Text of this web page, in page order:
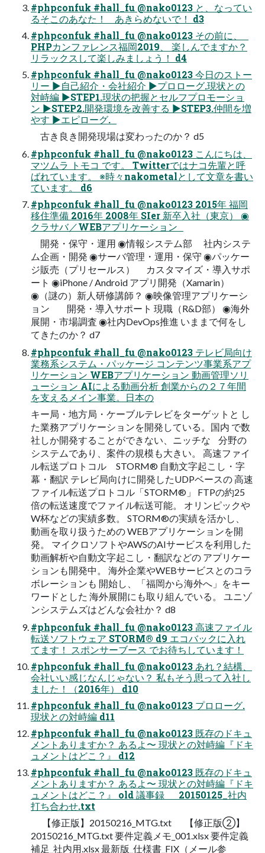
#phpconfuk #hall_fu @nako0123 と、なってい
るそこのあなた！ あきらめないで！ d3
#phpconfuk #hall_fu @nako0123 その前に、
PHPカンファレンス福岡2019、 楽しんでますか？
リラックスして楽しみましょう！ d4
#phpconfuk #hall_fu @nako0123 今日のストー
リー ▶自己紹介・会社紹介 ▶プロローグ.現状との
対峙編 ▶STEP1.現状の把握とセルフプロモーショ
ン ▶STEP2.開発環境を改善する ▶STEP3.仲間を増
やす ▶エピローグ.
古き良き開発現場は変わったのか？ d5
#phpconfuk #hall_fu @nako0123 こんにちは、
マツムラ トモコ です。 Twitterではナコ先輩と呼
ばれています。 ※時々nakometalとして文章を書い
ています。 d6
#phpconfuk #hall_fu @nako0123 2015年 福岡
移住準備 2016年 2008年 SIer 新卒入社（東京） ◉
クラサバ／WEBアプリケーション
開発・保守・運用 ◉情報システム部 社内システ
ム企画・開発 ◉サーバ管理・運用・保守 ◉パッケー
ジ販売（プリセールス） カスタマイズ・導入サポ
ート ◉iPhone / Android アプリ開発（Xamarin）
◉（謎の）新人研修講師？ ◉映像管理アプリケーシ
ョン 開発・導入サポート 現職（R&D部） ◉海外
展開・市場調査 ◉社内DevOps推進 いままで何をし
てきたのか？ d7
#phpconfuk #hall_fu @nako0123 テレビ局向け
業務系システム・パッケージ コンテンツ事業系アプ
リケーション WEBアプリケーション 動画管理ソリ
ューション AIによる動画分析 創業からの２７年間
を支えるメイン事業。日本の
キー局・地方局・ケーブルテレビをターゲットと し
た業務アプリケーションを開発している。国内 で数
社しか開発することができない、ニッチな 分野の
システムであり、案件の規模も大きい。 高速ファイ
ル転送プロトコル STORM® 自動文字起こし・字
幕・翻訳 テレビ局向けに開発したUDPベースの 高速
ファイル転送プロトコル「STORM®」 FTPの約25
倍の転送速度でファイル転送可能。 オリンピックや
W杯などの実績多数。 STORM®の実績を活かし、
動画を取り扱うための WEBアプリケーションを開
発。 マイクロソフトやAWSのAIサービスを利用した
動画解析や自動文字起こし・翻訳などの アプリケー
ションも開発中。 海外企業やWEBサービスとのコラ
ボレーションも 開始し、「福岡から海外へ」をキー
ワードとした 海外展開にも取り組んでいる。 ユニゾ
ンシステムズはどんな会社か？ d8
#phpconfuk #hall_fu @nako0123 高速ファイル
転送ソフトウェア STORM® d9 エコバックに入れ
てます！ スポンサーブース でお待ちしています！
#phpconfuk #hall_fu @nako0123 あれ？結構、
会社いい感じなんじゃない？ 私もそう思って入社し
ました！（2016年） d10
#phpconfuk #hall_fu @nako0123 プロローグ.
現状との対峙編 d11
#phpconfuk #hall_fu @nako0123 既存のドキュ
メントありますか？ あるよ〜 現状との対峙編『ドキ
ュメントはどこ？』 d12
#phpconfuk #hall_fu @nako0123 既存のドキュ
メントありますか？ あるよ〜 現状との対峙編『ドキ
ュメントはどこ？』 old 議事録 20150125_社内
打ち合わせ.txt
【修正版】20150216_MTG.txt 【修正版②】
20150216_MTG.txt 要件定義メモ_001.xlsx 要件定義
補足_社内用.xlsx 最新版_仕様書_FIX（メール参